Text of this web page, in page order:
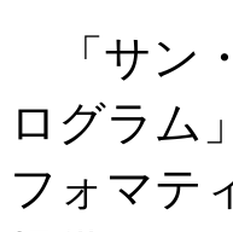
「サン
ログラム
フォマテ